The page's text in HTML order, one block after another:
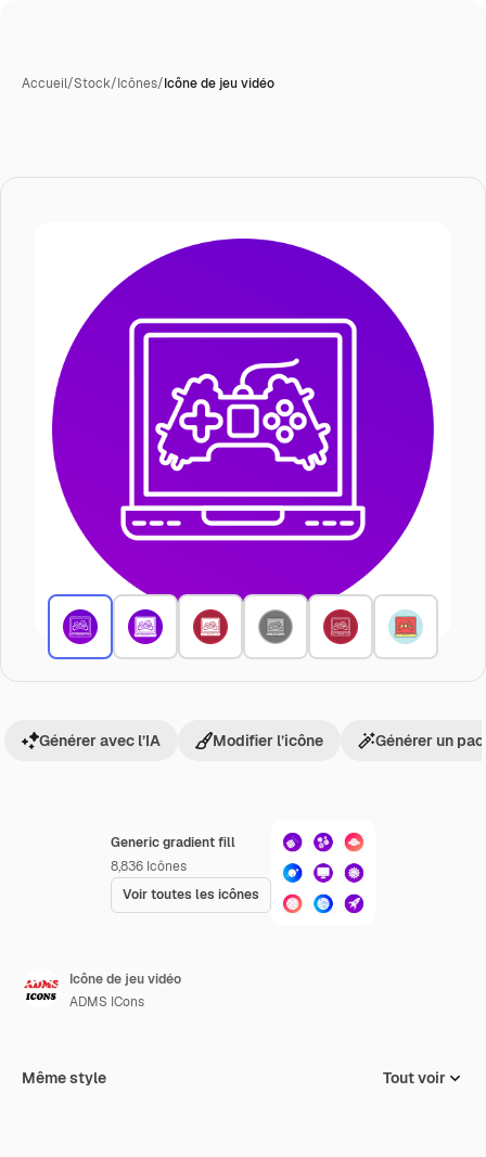
Accueil/Stock/Icônes/Icône de jeu vidéo
Generic gradient fill
8,836 Icônes
Voir toutes les icônes
Générer avec l’IA Modifier l’icône Générer un
Icône de jeu vidéo
ADMS ICons
Même style Tout voir